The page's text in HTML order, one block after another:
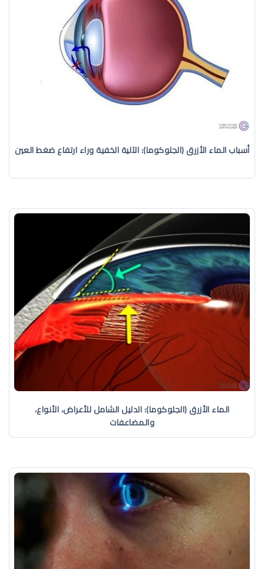
أسباب الماء الأزرق (الجلوكوما): الآلية الخفية وراء ارتفاع ضغط العين
الماء الأزرق (الجلوكوما): الدليل الشامل للأعراض، الأنواع،
والمضاعفات